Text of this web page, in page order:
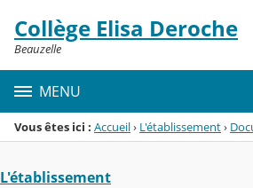
Menu de la rubrique
Contenu
Collège Elisa Deroche
Beauzelle
MENU
Vous êtes ici : Accueil› L'établissement›
L'établissement